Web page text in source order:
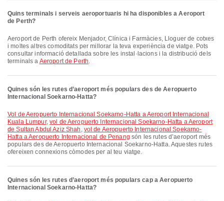
Quins terminals i serveis aeroportuaris hi ha disponibles a Aeroport
de Perth?
Aeroport de Perth ofereix Menjador, Clínica i Farmàcies, Lloguer de cotxes
i moltes altres comoditats per millorar la teva experiència de viatge. Pots
consultar informació detallada sobre les instal·lacions i la distribució dels
terminals a Aeroport de Perth.
Quines són les rutes d’aeroport més populars des de Aeropuerto
Internacional Soekarno-Hatta?
vol de Aeropuerto Internacional Soekarno-Hatta a Aeroport Internacional
Kuala Lumpur, vol de Aeropuerto Internacional Soekarno-Hatta a Aeroport
de Sultan Abdul Aziz Shah , vol de Aeropuerto Internacional Soekarno-
Hatta a Aeropuerto Internacional de Penang són les rutes d’aeroport més
populars des de Aeropuerto Internacional Soekarno-Hatta. Aquestes rutes
ofereixen connexions còmodes per al teu viatge.
Quines són les rutes d’aeroport més populars cap a Aeropuerto
Internacional Soekarno-Hatta?